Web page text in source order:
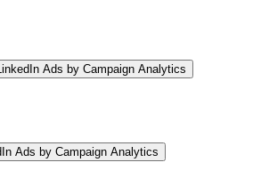
LinkedIn Ads by Campaign Analytics
Ads by Campaign Analytics